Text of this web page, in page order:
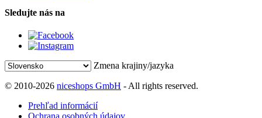
Sledujte nás na
Zmena krajiny/jazyka
© 2010-2026 niceshops GmbH - All rights reserved.
Prehľad informácií